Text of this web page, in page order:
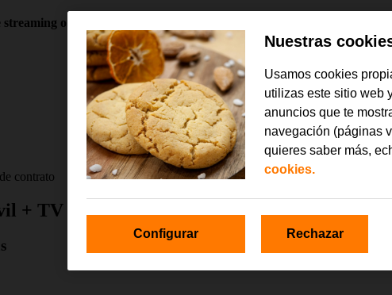
o deportes se activará Orange TV.
contrato
+ TV
Nuestras
Usamos cookies
utilizas este sitio web
anuncios que te
navegación (páginas
quieres saber más,
cookies.
Configurar Rechazar